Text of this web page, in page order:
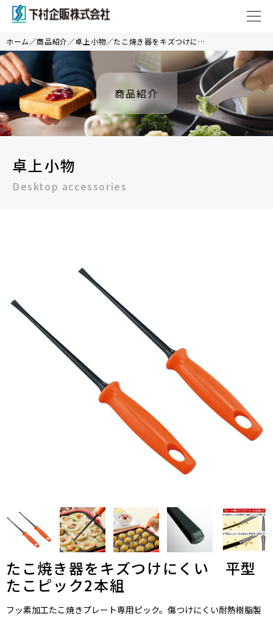
ホーム 商品紹介 卓上小物 たこ焼き器をキズつけにくい 平型たこピック2本組
商品紹介
卓上小物
Desktop accessories
たこ焼き器をキズつけにくい 平型
たこピック2本組
フッ素加工たこ焼きプレート専用ピック。傷つけにくい耐熱樹脂製